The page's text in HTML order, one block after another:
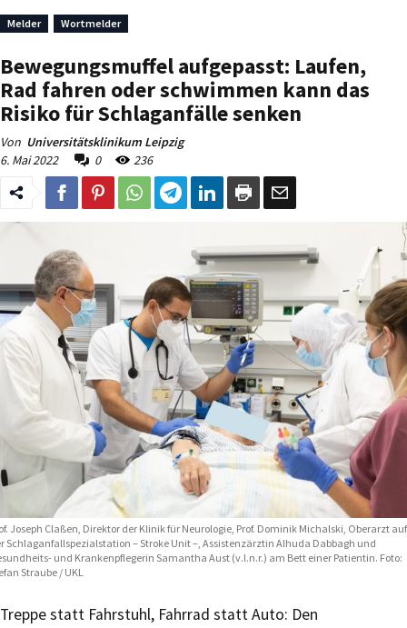
Melder Wortmelder
Bewegungsmuffel aufgepasst: Laufen,
Rad fahren oder schwimmen kann das
Risiko für Schlaganfälle senken
Von Universitätsklinikum Leipzig
6. Mai 2022
0 236
Joseph Claßen, Direktor der Klinik für Neurologie, Prof. Dominik Michalski, Oberarzt auf
Schlaganfallspezialstation – Stroke Unit –, Assistenzärztin Alhuda Dabbagh und
und Krankenpflegerin Samantha Aust (v.l.n.r.) am Bett einer Patientin. Foto:
Straube / UKL
Treppe statt Fahrstuhl, Fahrrad statt Auto: Den